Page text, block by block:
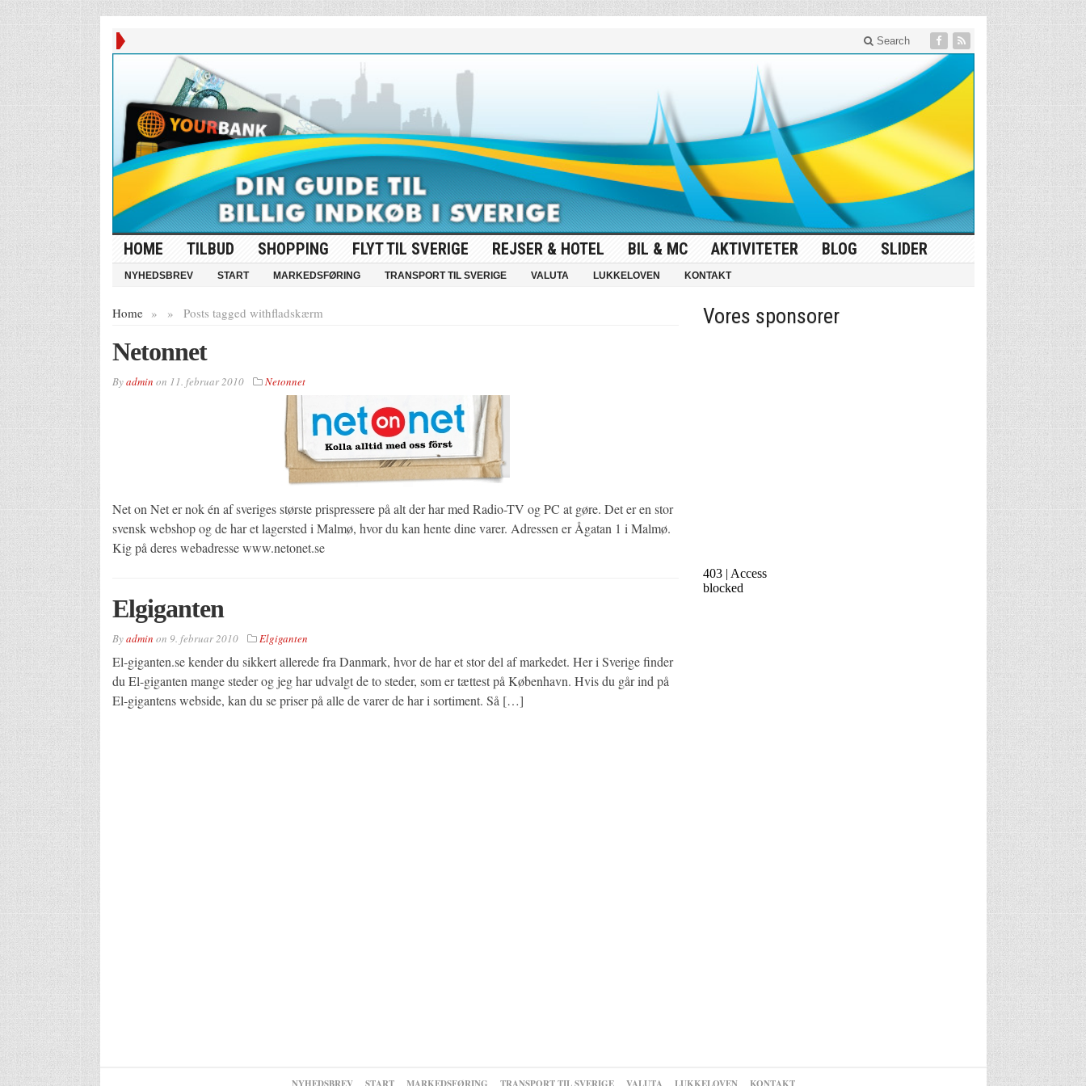
Search
HOME TILBUD SHOPPING FLYT TIL SVERIGE REJSER & HOTEL BIL & MC AKTIVITETER BLOG SLIDER
NYHEDSBREV START MARKEDSFØRING TRANSPORT TIL SVERIGE VALUTA LUKKELOVEN KONTAKT
Home » Posts tagged with
» fladskærm
Netonnet
Byadmin on 11. februar 2010 Netonnet
Net on Net er nok én af sveriges største prispressere på alt der har med Radio-TV og PC at gøre. Det er en stor
svensk webshop og de har et lagersted i Malmø, hvor du kan hente dine varer. Adressen er Ågatan 1 i Malmø.
Kig på deres webadresse www.netonet.se
Elgiganten
Byadmin on 9. februar 2010 Elgiganten
El-giganten.se kender du sikkert allerede fra Danmark, hvor de har et stor del af markedet. Her i Sverige finder
du El-giganten mange steder og jeg har udvalgt de to steder, som er tættest på København. Hvis du går ind på
El-gigantens webside, kan du se priser på alle de varer de har i sortiment. Så […]
Vores sponsorer